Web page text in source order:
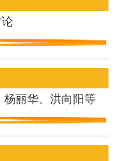
丽华、洪向阳等